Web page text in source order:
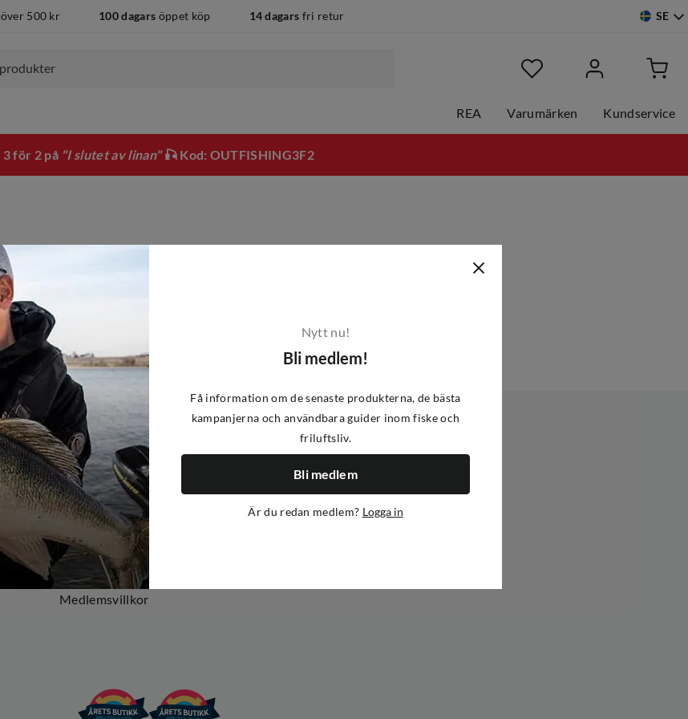
över 500 kr 100 dagars öppet köp 14 dagars fri retur SE
REA Varumärken Kundservice
3 för 2 på "I slutet av linan"🎣 Kod: OUTFISHING3F2
Om oss
Om Out Fishing
Operation Goksjø
Hållbarhet
Öppenhet
Kundklubb
Medlemsvillkor
Nytt nu!
Bli medlem!
Få information om de senaste produkterna, de bästa
kampanjerna och användbara guider inom fiske och
friluftsliv.
Bli medlem
Är du redan medlem? Logga in